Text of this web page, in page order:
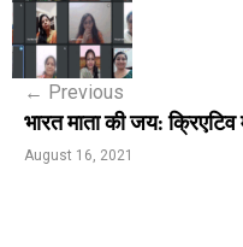
o
s
n
← Previous
भारत माता की जय:
August 16, 2021